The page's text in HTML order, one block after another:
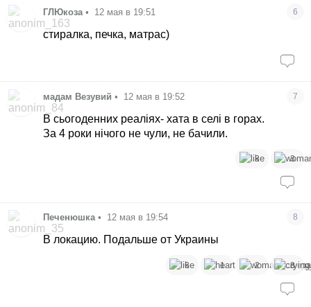
ГЛЮкоза • 12 мая в 19:51 6
стиралка, печка, матрас)
мадам Везувий • 12 мая в 19:52 7
В сьогоденних реаліях- хата в селі в горах.
За 4 роки нічого не чули, не бачили.
8 3
Печенюшка • 12 мая в 19:54 8
В локацию. Подальше от Украины
6 1 2 3